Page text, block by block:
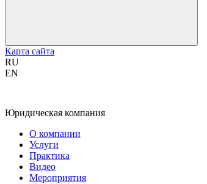
Карта сайта
RU
EN
Юридическая компания
О компании
Услуги
Практика
Видео
Мероприятия